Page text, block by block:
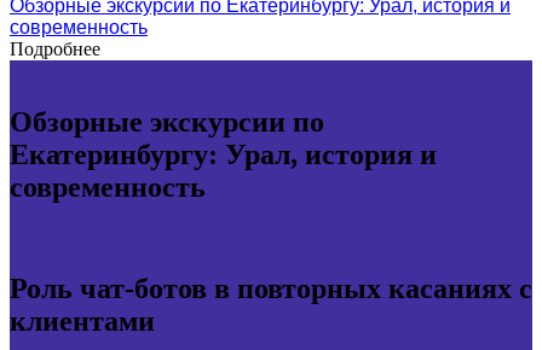
Обзорные экскурсии по Екатеринбургу: Урал, история и
современность
Подробнее
Обзорные экскурсии по
Екатеринбургу: Урал, история и
современность
Роль чат-ботов в повторных касаниях с
клиентами